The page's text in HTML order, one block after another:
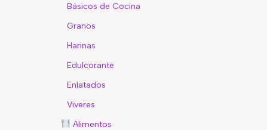
Básicos de Cocina
Granos
Harinas
Edulcorante
Enlatados
Viveres
Alimentos